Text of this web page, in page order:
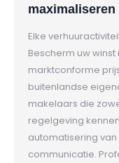
maximaliseren
Elke
Bescherm uw
marktconforme
buitenlandse
makelaars die
regelgeving
automatisering
communicatie.